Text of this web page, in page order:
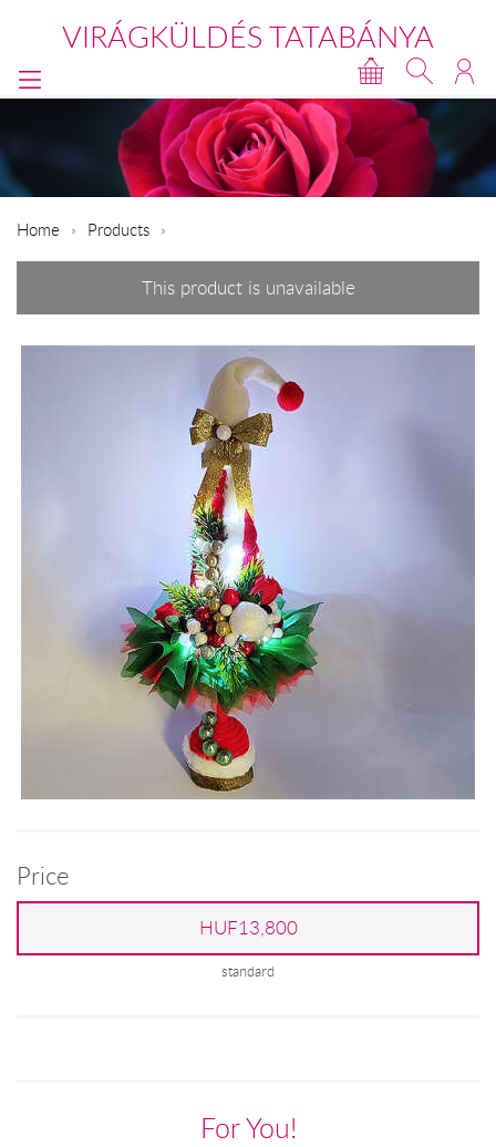
VIRÁGKÜLDÉS TATABÁNYA
Home Products
This product is unavailable
Price
HUF13,800
standard
For You!